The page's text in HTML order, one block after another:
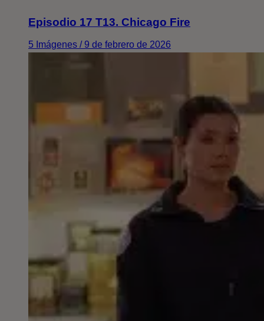
Episodio 17 T13. Chicago Fire
5 Imágenes / 9 de febrero de 2026